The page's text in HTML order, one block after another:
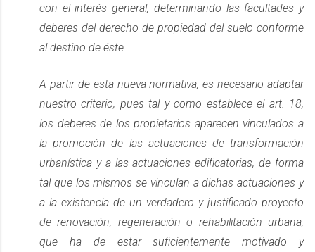
con el interés general, determinando las facultades y
deberes del derecho de propiedad del suelo conforme
al destino de éste.
A partir de esta nueva normativa, es necesario adaptar
nuestro criterio, pues tal y como establece el art. 18,
los deberes de los propietarios aparecen vinculados a
la promoción de las actuaciones de transformación
urbanística y a las actuaciones edificatorias, de forma
tal que los mismos se vinculan a dichas actuaciones y
a la existencia de un verdadero y justificado proyecto
de renovación, regeneración o rehabilitación urbana,
que ha de estar suficientemente motivado y